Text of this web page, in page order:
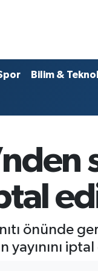
Bilim &
önünde
yayınını